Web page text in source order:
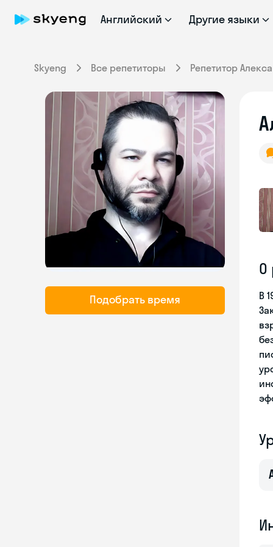
Английский Другие языки
Skyeng Все репетиторы Репетитор
Подобрать время
О
В